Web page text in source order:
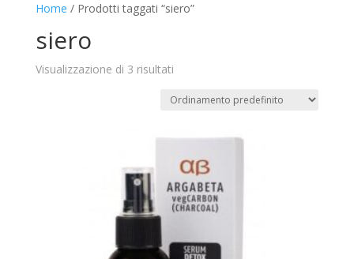
Home / Prodotti taggati “siero”
siero
Visualizzazione di 3 risultati